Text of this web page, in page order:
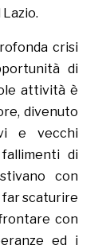
crisi
di
attività è
divenuto
e vecchi
di
con
far scaturire
con
ed i